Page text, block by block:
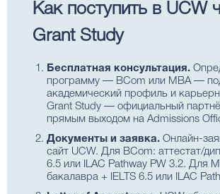
Как поступить в UCW
Grant Study
Бесплатная консультация.
программу — BCom или MBA —
академический профиль и
Grant Study — официальный
прямым выходом на Admissions
Документы и заявка. Онлайн-
сайт UCW. Для BCom: аттестат/
6.5 или ILAC Pathway PW 3.2. Для
бакалавра + IELTS 6.5 или ILAC